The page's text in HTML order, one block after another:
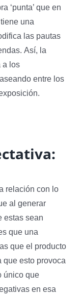
‘punta’ que en
una
las pautas
Así, la
a los
entre los
relación con lo
al generar
estas sean
que una
que el producto
que esto provoca
único que
en esa